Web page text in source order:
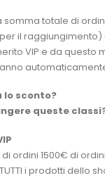
somma totale di
il
VIP e da questo
lo sconto?
queste
ordini 1500€ di
i prodotti dello